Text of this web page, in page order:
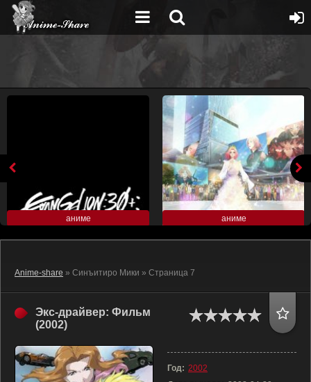
аниме аниме
Anime-share » Синъитиро Мики » Страница 7
Экс-драйвер: Фильм
(2002)
Год: 2002